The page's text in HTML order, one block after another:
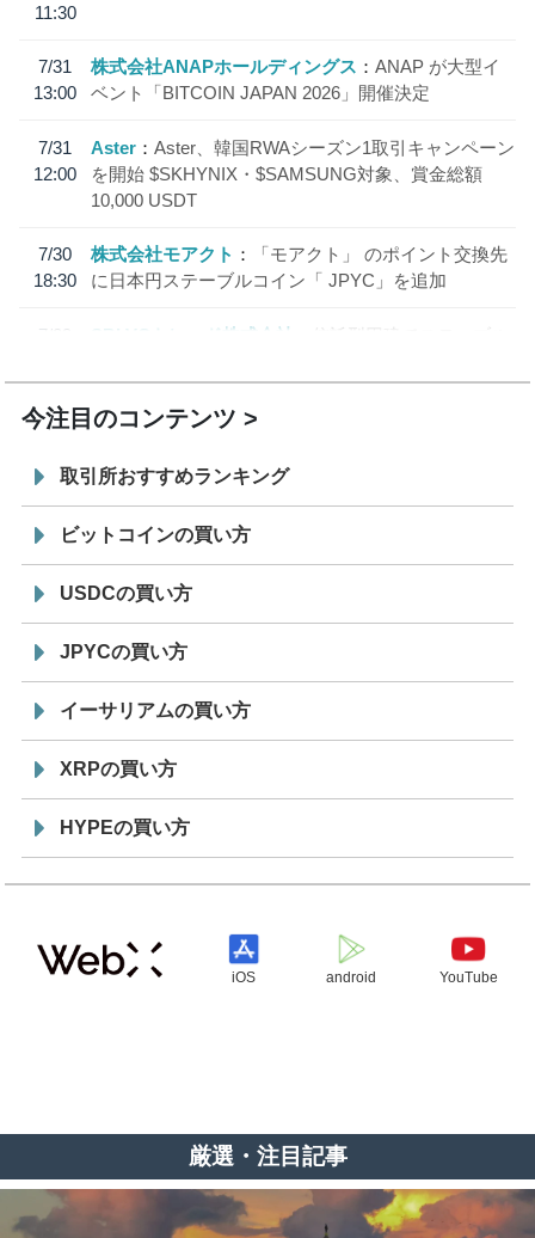
11:30
7/31
13:00
株式会社ANAPホールディングス
ANAP が大型イ
ベント「BITCOIN JAPAN 2026」開催決定
7/31
12:00
Aster
Aster、韓国RWAシーズン1取引キャンペーン
を開始 $SKHYNIX・$SAMSUNG対象、賞金総額
10,000 USDT
7/30
18:30
株式会社モアクト
「モアクト」 のポイント交換先
に日本円ステーブルコイン「 JPYC」を追加
7/29
SBI VCトレード株式会社
信託型円建てステーブル
今注目のコンテンツ
取引所おすすめランキング
ビットコインの買い方
USDCの買い方
JPYCの買い方
イーサリアムの買い方
XRPの買い方
HYPEの買い方
iOS android YouTube
厳選・注目記事